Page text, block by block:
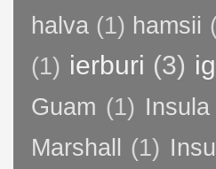
halva (1) hamsii
(1) ierburi (3)
Guam (1)
Marshall
(1)